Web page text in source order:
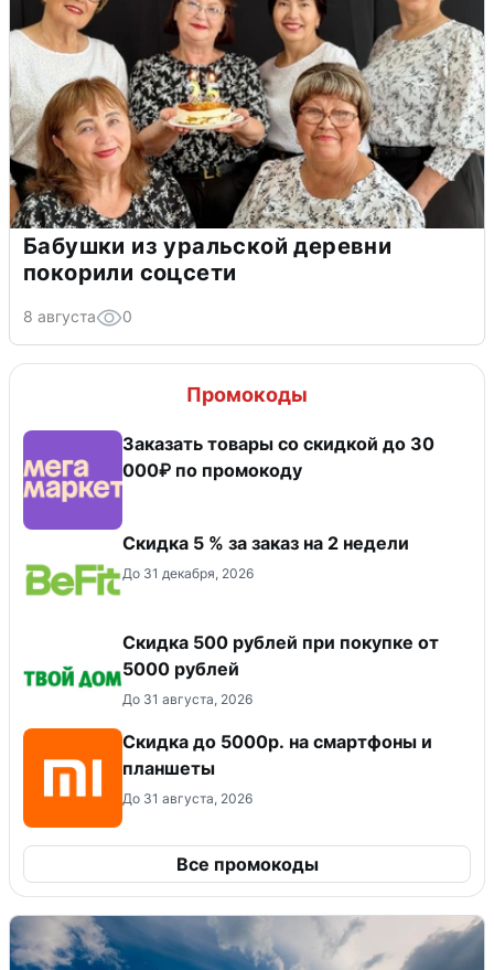
Бабушки из уральской деревни
покорили соцсети
8 августа 0
Промокоды
Заказать товары со скидкой до 30
000₽ по промокоду
Скидка 5 % за заказ на 2 недели
До 31 декабря, 2026
Скидка 500 рублей при покупке от
5000 рублей
До 31 августа, 2026
Скидка до 5000р. на смартфоны и
планшеты
До 31 августа, 2026
Все промокоды